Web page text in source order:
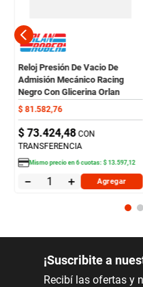
Reloj Presión De Vacio De
Admisión Mecánico Racing
Negro Con Glicerina Orlan
Rober
$ 81 .582,76
$ 73.424,48 CON
TRANSFERENCIA
Mismo precio en6cuotas:$ 13.597, 12
＋
－ Agregar
¡Suscribite a
Recibí las ofertas y